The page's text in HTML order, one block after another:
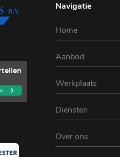
Navigatie
Home
Aanbod
Werkplaats
Diensten
Over ons